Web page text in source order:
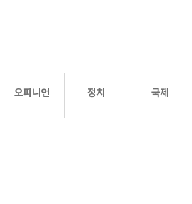
오피니언 정치 국제